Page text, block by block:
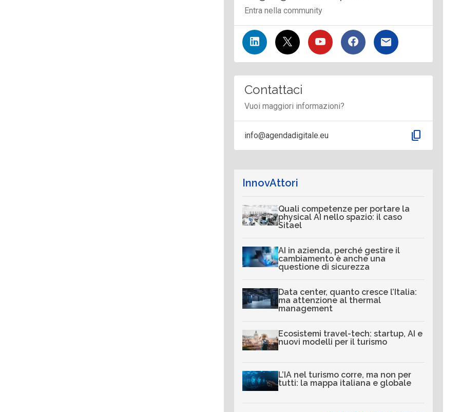
Entra nella community
Contattaci
Vuoi maggiori informazioni?
info@agendadigitale.eu content_copy
InnovAttori
Quali competenze per portare la
physical AI nello spazio: il caso
Sitael
AI in azienda, perché gestire il
cambiamento è anche una
questione di sicurezza
Data center, quanto cresce l’Italia:
ma attenzione al thermal
management
Ecosistemi travel-tech: startup, AI e
nuovi modelli per il turismo
L’IA nel turismo corre, ma non per
tutti: la mappa italiana e globale